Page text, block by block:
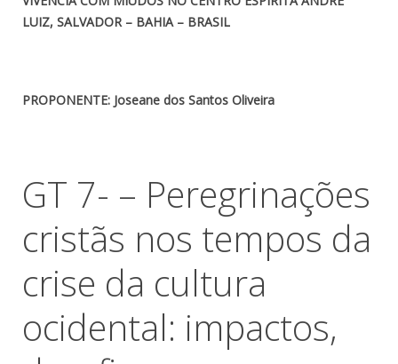
LUIZ, SALVADOR – BAHIA – BRASIL
PROPONENTE: Joseane dos Santos Oliveira
GT 7- – Peregrinações
cristãs nos tempos da
crise da cultura
ocidental: impactos,